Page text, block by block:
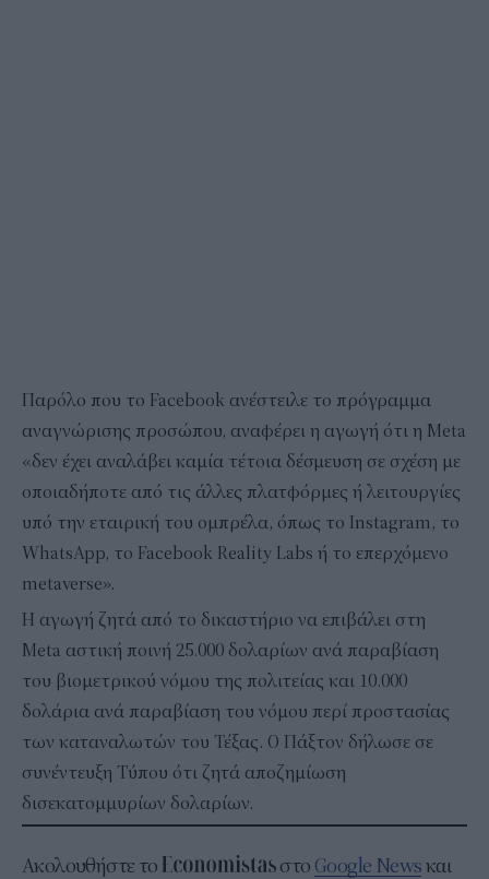
Παρόλο που το Facebook ανέστειλε το πρόγραμμα
αναγνώρισης προσώπου, αναφέρει η αγωγή ότι η Meta
«δεν έχει αναλάβει καμία τέτοια δέσμευση σε σχέση με
οποιαδήποτε από τις άλλες πλατφόρμες ή λειτουργίες
υπό την εταιρική του ομπρέλα, όπως το Instagram, το
WhatsApp, το Facebook Reality Labs ή το επερχόμενο
metaverse».
Η αγωγή ζητά από το δικαστήριο να επιβάλει στη
Meta αστική ποινή 25.000 δολαρίων ανά παραβίαση
του βιομετρικού νόμου της πολιτείας και 10.000
δολάρια ανά παραβίαση του νόμου περί προστασίας
των καταναλωτών του Τέξας. Ο Πάξτον δήλωσε σε
συνέντευξη Τύπου ότι ζητά αποζημίωση
δισεκατομμυρίων δολαρίων.
Ακολουθήστε το στο Google Newsκαι